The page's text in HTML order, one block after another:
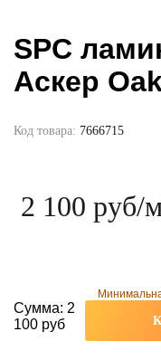
SPC
Аскер
Код товара: 7666715
2 100 руб/
Сумма: 2
100 руб